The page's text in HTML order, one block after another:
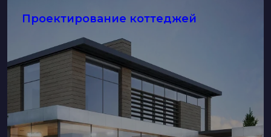
Проектирование коттеджей